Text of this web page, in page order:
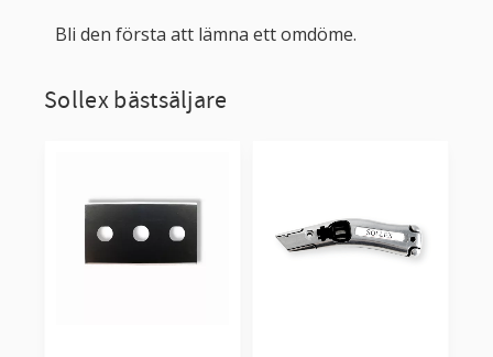
Bli den första att lämna ett omdöme.
Sollex bästsäljare